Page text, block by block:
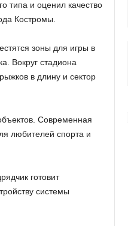
типа и оценил качество
Костромы.
зоны для игры в
Вокруг стадиона
в длину и сектор
Современная
любителей спорта и
готовит
системы